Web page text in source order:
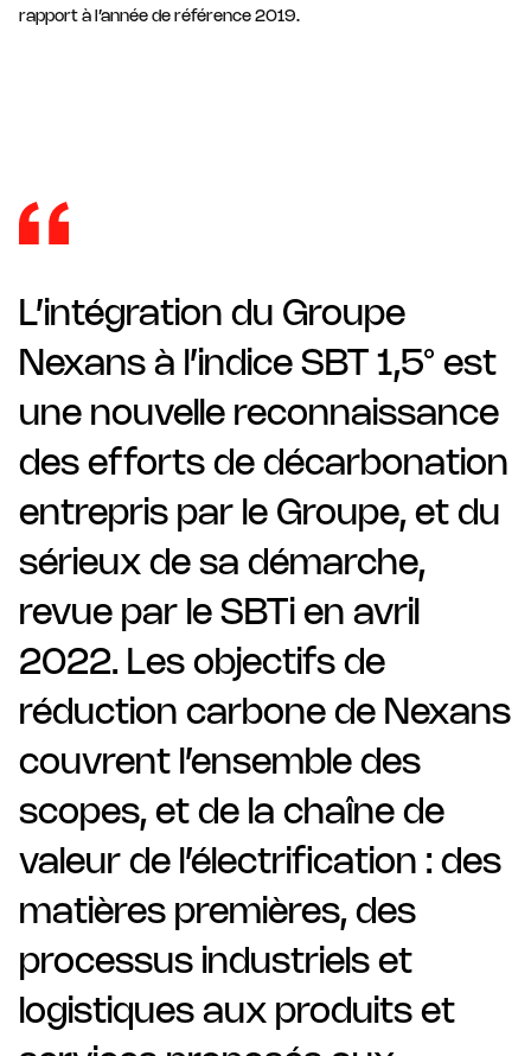
rapport à l’année de référence 2019.
L’intégration du Groupe
Nexans à l’indice SBT 1,5° est
une nouvelle reconnaissance
des efforts de décarbonation
entrepris par le Groupe, et du
sérieux de sa démarche,
revue par le SBTi en avril
2022. Les objectifs de
réduction carbone de Nexans
couvrent l’ensemble des
scopes, et de la chaîne de
valeur de l’électrification : des
matières premières, des
processus industriels et
logistiques aux produits et